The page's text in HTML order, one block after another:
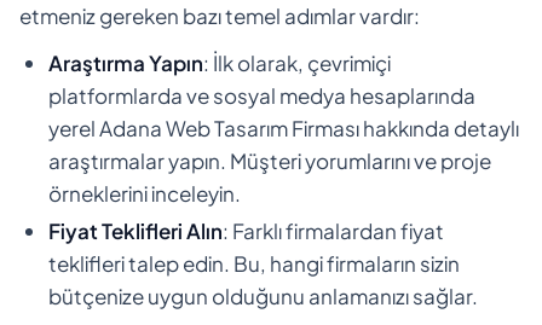
etmeniz gereken bazı temel adımlar vardır:
Araştırma Yapın: İlk olarak, çevrimiçi
platformlarda ve sosyal medya hesaplarında
yerel Adana Web Tasarım Firması hakkında detaylı
araştırmalar yapın. Müşteri yorumlarını ve proje
örneklerini inceleyin.
Fiyat Teklifleri Alın: Farklı firmalardan fiyat
teklifleri talep edin. Bu, hangi firmaların sizin
bütçenize uygun olduğunu anlamanızı sağlar.